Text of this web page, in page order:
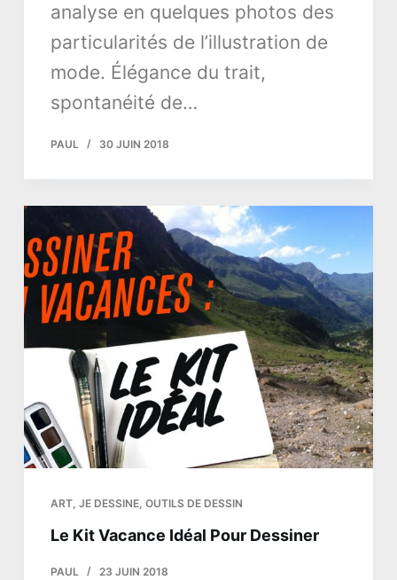
analyse en quelques photos des
particularités de l’illustration de
mode. Élégance du trait,
spontanéité de…
PAUL 30 JUIN 2018
ART, JE DESSINE, OUTILS DE DESSIN
Le Kit Vacance Idéal Pour Dessiner
PAUL 23 JUIN 2018